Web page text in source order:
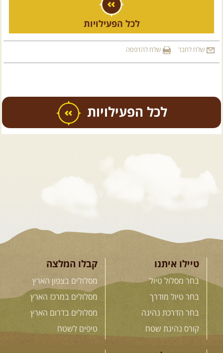
לכל הפעילויות
שלח לחבר שלח להדפסה
כל הפעילויות
טיולים מודרכים בארץ
12-13.08.2026 רביעי-חמישי
בלדה בין כוכבים במכתש רמון-
בחרנו לילה מיוחד לטיול מיוחד!
השמיים יהיו נקיים, הכוכבים ...
[המשך]
טיילו איתנו
בחר מסלול טיול
בחר טיול מודרך
בחר הדרכת נהיגה
קורס נהיגת שטח
קבלו המלצה
מסלולים בצפון הארץ
מסלולים במרכז הארץ
מסלולים בדרום הארץ
טיפים לשטח